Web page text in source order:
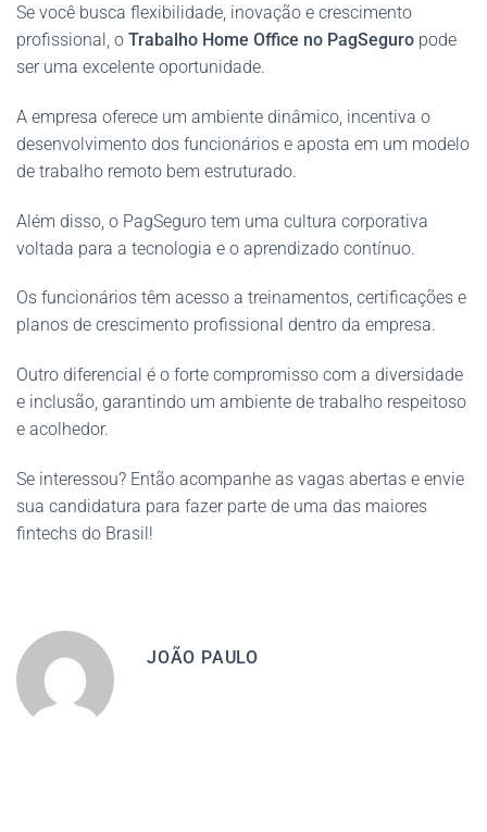
Se você busca flexibilidade, inovação e crescimento
profissional, o Trabalho Home Office no PagSeguro pode
ser uma excelente oportunidade.
A empresa oferece um ambiente dinâmico, incentiva o
desenvolvimento dos funcionários e aposta em um modelo
de trabalho remoto bem estruturado.
Além disso, o PagSeguro tem uma cultura corporativa
voltada para a tecnologia e o aprendizado contínuo.
Os funcionários têm acesso a treinamentos, certificações e
planos de crescimento profissional dentro da empresa.
Outro diferencial é o forte compromisso com a diversidade
e inclusão, garantindo um ambiente de trabalho respeitoso
e acolhedor.
Se interessou? Então acompanhe as vagas abertas e envie
sua candidatura para fazer parte de uma das maiores
fintechs do Brasil!
JOÃO PAULO